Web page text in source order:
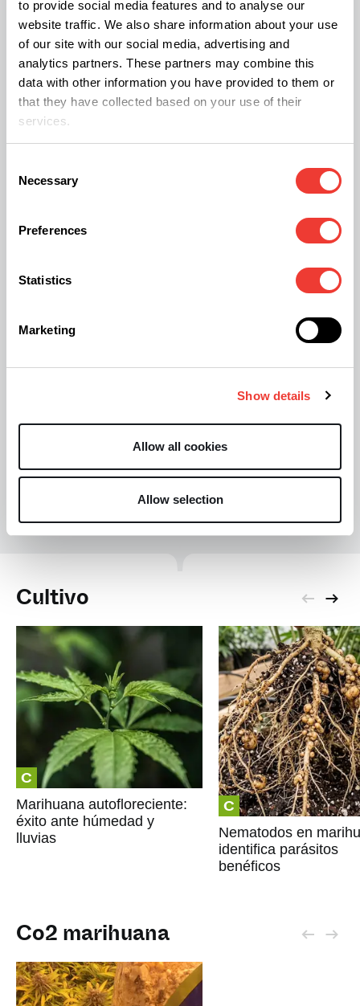
to provide social media features and to analyse our
website traffic. We also share information about your use
of our site with our social media, advertising and
analytics partners. These partners may combine this
data with other information you have provided to them or
that they have collected based on your use of their
services.
Selection
Necessary
Preferences
Statistics
Marketing
Show details
Allow all cookies
Allow selection
Trabajando a una velocidad baja. Pero que las
mueva levemente. De esta manera, fomenta un
sistema radicular fuerte.
Cuando las plantas están en floración conviene
evaporar la humedad acumulada en las flores. Un
las pudriciones que habrá que evitar por todos los
olvidar jamás nunca que la humedad ambiente no
CO2 es un gran aliado del cultivo. Dale a la planta
Cultivo
C
Marihuana autofloreciente:
éxito ante húmedad y
lluvias
C
Nematodos en
identifica parásitos
benéficos
Co2 marihuana